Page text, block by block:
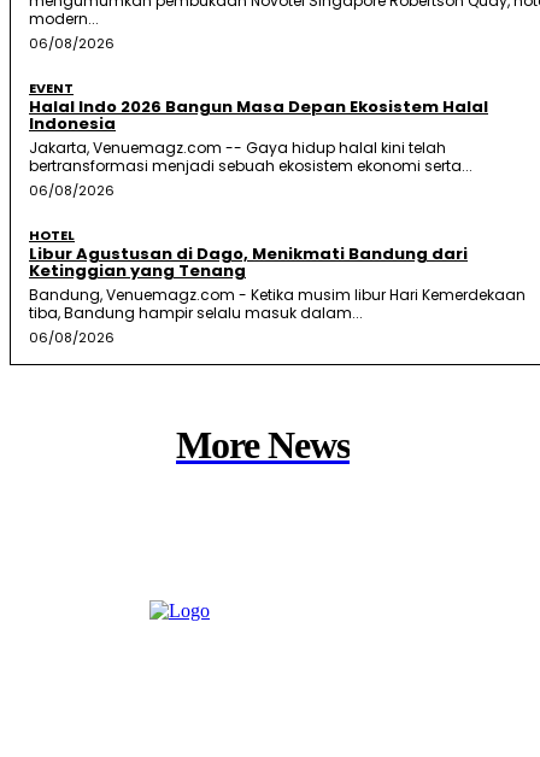
modern...
06/08/2026
EVENT
Halal Indo 2026 Bangun Masa Depan Ekosistem Halal
Indonesia
Jakarta, Venuemagz.com -- Gaya hidup halal kini telah
bertransformasi menjadi sebuah ekosistem ekonomi serta...
06/08/2026
HOTEL
Libur Agustusan di Dago, Menikmati Bandung dari
Ketinggian yang Tenang
Bandung, Venuemagz.com - Ketika musim libur Hari Kemerdekaan
tiba, Bandung hampir selalu masuk dalam...
06/08/2026
More News